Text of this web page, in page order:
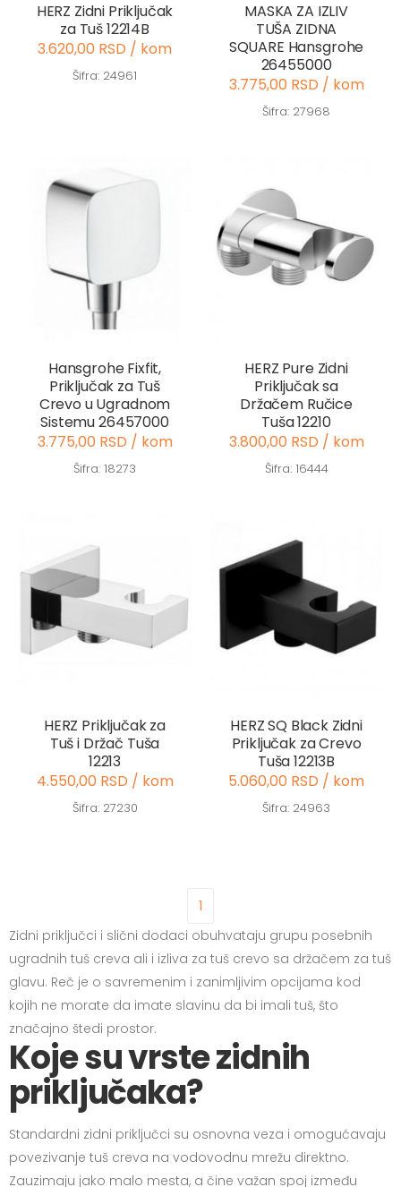
HERZ Zidni Priključak
za Tuš 12214B
3.620,00 RSD / kom
Šifra: 24961
MASKA ZA IZLIV
TUŠA ZIDNA
SQUARE Hansgrohe
26455000
3.775,00 RSD / kom
Šifra: 27968
Hansgrohe Fixfit,
Priključak za Tuš
Crevo u Ugradnom
Sistemu 26457000
3.775,00 RSD / kom
Šifra: 18273
HERZ Pure Zidni
Priključak sa
Držačem Ručice
Tuša 12210
3.800,00 RSD / kom
Šifra: 16444
HERZ Priključak za
Tuš i Držač Tuša
12213
4.550,00 RSD / kom
Šifra: 27230
HERZ SQ Black Zidni
Priključak za Crevo
Tuša 12213B
5.060,00 RSD / kom
Šifra: 24963
1
Zidni priključci i slični dodaci obuhvataju grupu posebnih
ugradnih tuš creva ali i izliva za tuš crevo sa držačem za tuš
glavu. Reč je o savremenim i zanimljivim opcijama kod
kojih ne morate da imate slavinu da bi imali tuš, što
značajno štedi prostor.
Koje su vrste zidnih
priključaka?
Standardni zidni priključci su osnovna veza i omogućavaju
povezivanje tuš creva na vodovodnu mrežu direktno.
Zauzimaju jako malo mesta, a čine važan spoj između